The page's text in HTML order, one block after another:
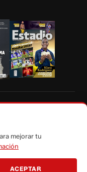
de Vistazo.com.
mejorar tu
ACEPTAR